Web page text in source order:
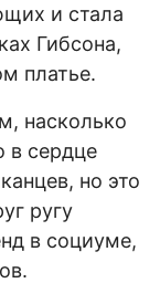
и стала
Гибсона,
платье.
насколько
в сердце
но это
ругу
в социуме,